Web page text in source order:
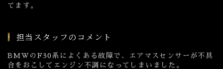
てます。
担当スタッフのコメント
BMWのF30系によくある故障で、エアマスセンサーが不具
合をおこしてエンジン不調になってしまいました。